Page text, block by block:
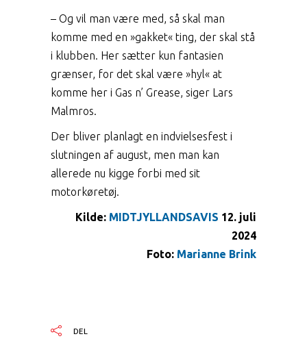
– Og vil man være med, så skal man
komme med en »gakket« ting, der skal stå
i klubben. Her sætter kun fantasien
grænser, for det skal være »hyl« at
komme her i Gas n’ Grease, siger Lars
Malmros.
Der bliver planlagt en indvielsesfest i
slutningen af august, men man kan
allerede nu kigge forbi med sit
motorkøretøj.
Kilde: MIDTJYLLANDSAVIS 12. juli
2024
Foto: Marianne Brink
DEL